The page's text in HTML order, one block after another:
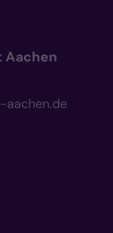
Aachen
aachen.de